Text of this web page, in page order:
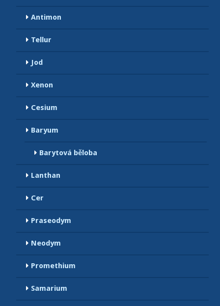
Antimon
Tellur
Jod
Xenon
Cesium
Baryum
Barytová běloba
Lanthan
Cer
Praseodym
Neodym
Promethium
Samarium